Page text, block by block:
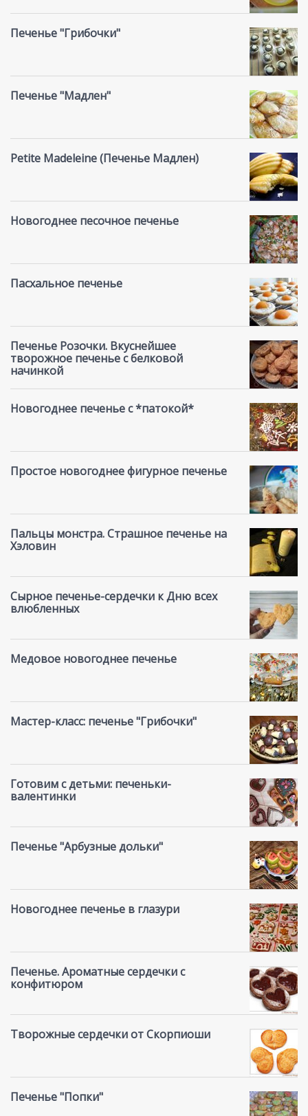
Печенье "Грибочки"
Печенье "Мадлен"
Petite Madeleine (Печенье Mадлен)
Новогоднее песочное печенье
Пасхальное печенье
Печенье Розочки. Вкуснейшее
творожное печенье с белковой
начинкой
Новогоднее печенье с *патокой*
Простое новогоднее фигурное печенье
Пальцы монстра. Страшное печенье на
Хэловин
Сырное печенье-сердечки к Дню всех
влюбленных
Медовое новогоднее печенье
Мастер-класс: печенье "Грибочки"
Готовим с детьми: печеньки-
валентинки
Печенье "Арбузные дольки"
Новогоднее печенье в глазури
Печенье. Ароматные сердечки с
конфитюром
Творожные сердечки от Скорпиоши
Печенье "Попки"